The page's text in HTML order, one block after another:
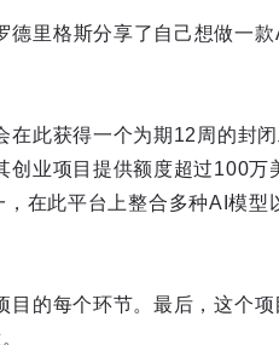
德里格斯分享了自己想做一款
在此获得一个为期12周的封
创业项目提供额度超过100万
在此平台上整合多种AI模型
目的每个环节。最后，这个项